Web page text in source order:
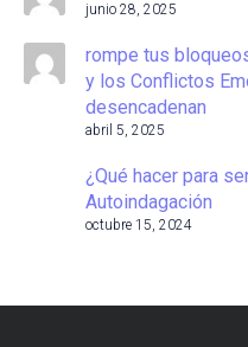
junio 28, 2025
rompe tus
y los Conflictos
desencadenan
abril 5, 2025
¿Qué hacer para
Autoindagación
octubre 15, 2024